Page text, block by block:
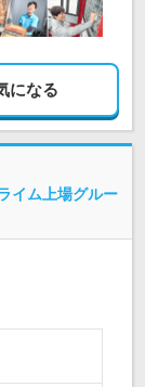
になる
イム上場グルー